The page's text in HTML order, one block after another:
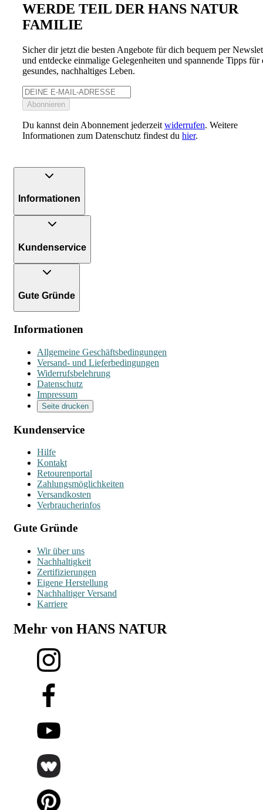
WERDE TEIL DER HANS NATUR
FAMILIE
Sicher dir jetzt die besten Angebote für dich bequem per
und entdecke einmalige Gelegenheiten und spannende Tipps für
gesundes, nachhaltiges Leben.
Abonnieren
Du kannst dein Abonnement jederzeit widerrufen. Weitere
Informationen zum Datenschutz findest du hier.
Informationen
Kundenservice
Gute Gründe
Informationen
Allgemeine Geschäftsbedingungen
Versand- und Lieferbedingungen
Widerrufsbelehrung
Datenschutz
Impressum
Seite drucken
Kundenservice
Hilfe
Kontakt
Retourenportal
Zahlungsmöglichkeiten
Versandkosten
Verbraucherinfos
Gute Gründe
Wir über uns
Nachhaltigkeit
Zertifizierungen
Eigene Herstellung
Nachhaltiger Versand
Karriere
Mehr von HANS NATUR